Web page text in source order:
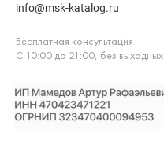
info@msk-katalog.ru
Бесплатная консультация
С 10:00 до 21:00, без выходных